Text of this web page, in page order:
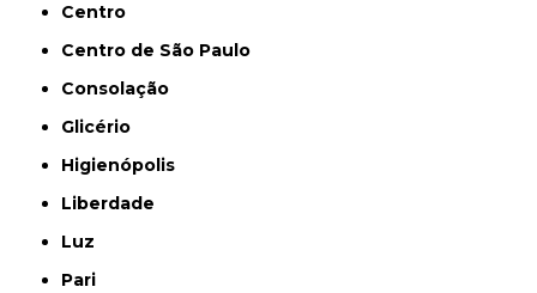
Centro
Centro de São Paulo
Consolação
Glicério
Higienópolis
Liberdade
Luz
Pari